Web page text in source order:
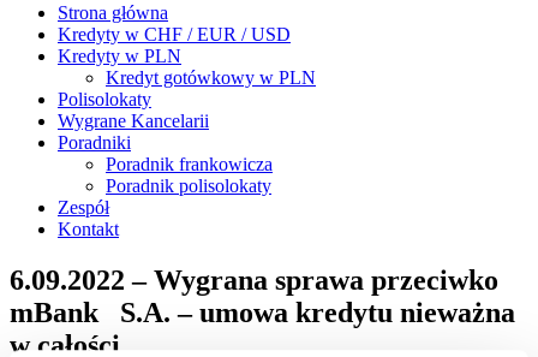
Strona główna
Kredyty w CHF / EUR / USD
Kredyty w PLN
Kredyt gotówkowy w PLN
Polisolokaty
Wygrane Kancelarii
Poradniki
Poradnik frankowicza
Poradnik polisolokaty
Zespół
Kontakt
6.09.2022 – Wygrana sprawa przeciwko
mBank S.A. – umowa kredytu nieważna
w całości